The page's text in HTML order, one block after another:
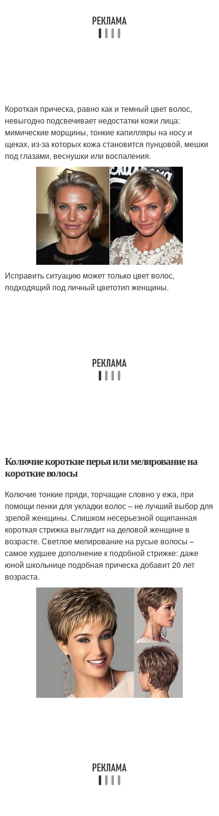
Короткая прическа, равно как и темный цвет волос,
невыгодно подсвечивает недостатки кожи лица:
мимические морщины, тонкие капилляры на носу и
щеках, из-за которых кожа становится пунцовой, мешки
под глазами, веснушки или воспаления.
Исправить ситуацию может только цвет волос,
подходящий под личный цветотип женщины.
Колючие короткие перья или мелирование на
короткие волосы
Колючие тонкие пряди, торчащие словно у ежа, при
помощи пенки для укладки волос – не лучший выбор для
зрелой женщины. Слишком несерьезной ощипанная
короткая стрижка выглядит на деловой женщине в
возрасте. Светлое мелирование на русые волосы –
самое худшее дополнение к подобной стрижке: даже
юной школьнице подобная прическа добавит 20 лет
возраста.